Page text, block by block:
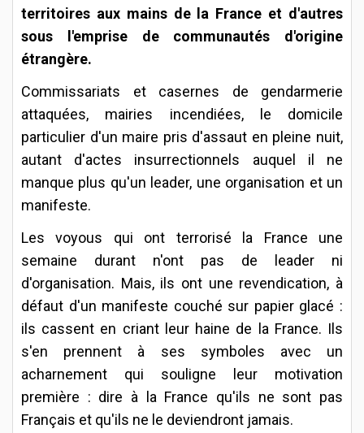
territoires aux mains de la France et d'autres
sous l'emprise de communautés d'origine
étrangère.
Commissariats et casernes de gendarmerie
attaquées, mairies incendiées, le domicile
particulier d'un maire pris d'assaut en pleine nuit,
autant d'actes insurrectionnels auquel il ne
manque plus qu'un leader, une organisation et un
manifeste.
Les voyous qui ont terrorisé la France une
semaine durant n'ont pas de leader ni
d'organisation. Mais, ils ont une revendication, à
défaut d'un manifeste couché sur papier glacé :
ils cassent en criant leur haine de la France. Ils
s'en prennent à ses symboles avec un
acharnement qui souligne leur motivation
première : dire à la France qu'ils ne sont pas
Français et qu'ils ne le deviendront jamais.